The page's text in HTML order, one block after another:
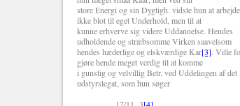
store Energi og sin Dygtigh. vidste hun at arbejde
ikke blot til eget Underhold, men til at
kunne erhverve sig videre Uddannelse. Hendes
udholdende og stræbsomme Virken saavelsom
hendes hæderlige og elskværdige Kar[3]. Ville
gjøre hende meget verdig til at komme
i gunstig og velvillig Betr. ved Uddelingen af det
udstyrslegat, som hun søger